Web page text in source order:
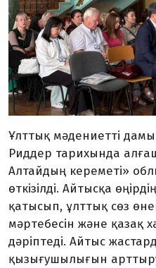
Ұлттық мәдениетті
Риддер тарих­ында
Алтайдың кереметі»
өт­­кі­з­ілді. Айтысқа
қатысып, ұлттық сөз
мә­р­тебесін және қазақ
дәріптеді. Айтыс
қызығушы­лығын